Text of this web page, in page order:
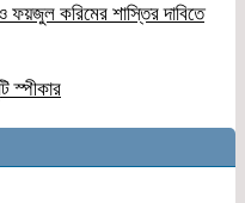
করিমের শাস্তির দাবিতে
স্পীকার